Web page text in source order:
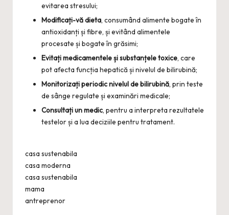
evitarea stresului;
Modificați-vă dieta, consumând alimente bogate în
antioxidanți și fibre, și evitând alimentele
procesate și bogate în grăsimi;
Evitați medicamentele și substanțele toxice, care
pot afecta funcția hepatică și nivelul de bilirubină;
Monitorizați periodic nivelul de bilirubină, prin teste
de sânge regulate și examinări medicale;
Consultați un medic, pentru a interpreta rezultatele
testelor și a lua deciziile pentru tratament.
casa sustenabila
casa moderna
casa sustenabila
mama
antreprenor